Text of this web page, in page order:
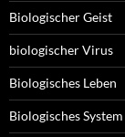
Biologischer Geist
biologischer Virus
Biologisches Leben
Biologisches System